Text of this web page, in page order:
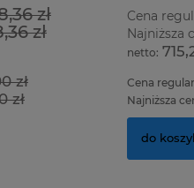
zł
zł
zł
zł
Cena
Najniższa
Cena
Najniższa
do